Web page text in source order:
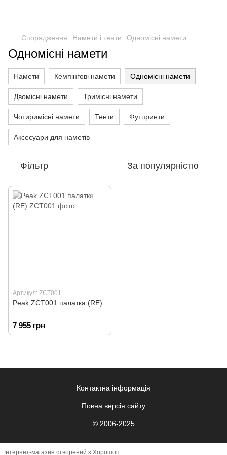
Спорядження Намети і тенти Одномісні намети
Одномісні намети
Намети Кемпінгові намети Одномісні намети
Двомісні намети Тримісні намети
Чотиримісні намети Тенти Футпринти
Аксесуари для наметів
Фільтр За популярністю
Артикул: ZCT001
Peak ZCT001 палатка (RE)
7 955 грн
Контактна інформація
Повна версія сайту
© 2006-2025
Інтернет-магазин створений з Хорошоп